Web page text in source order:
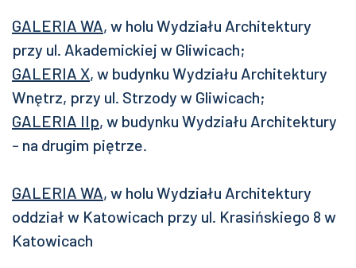
GALERIA WA, w holu Wydziału Architektury
przy ul. Akademickiej w Gliwicach;
GALERIA X, w budynku Wydziału Architektury
Wnętrz, przy ul. Strzody w Gliwicach;
GALERIA IIp, w budynku Wydziału Architektury
- na drugim piętrze.
GALERIA WA, w holu Wydziału Architektury
oddział w Katowicach przy ul. Krasińskiego 8 w
Katowicach